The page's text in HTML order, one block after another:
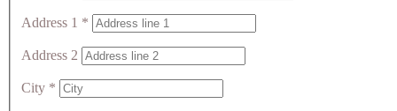
Address 1 *
Address 2
City *